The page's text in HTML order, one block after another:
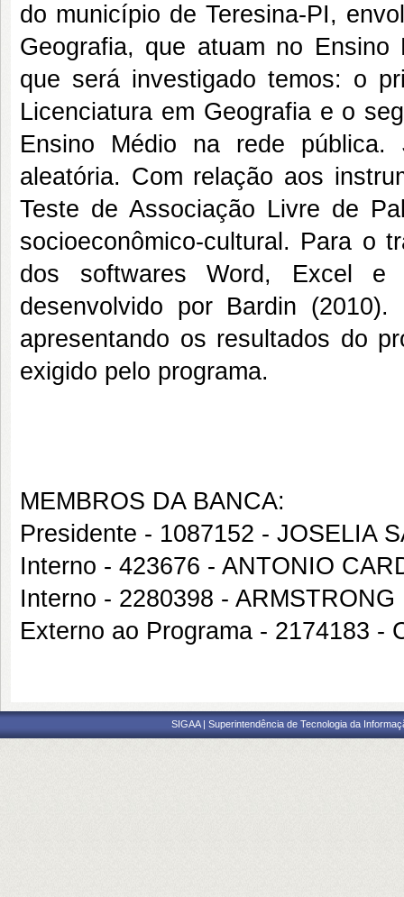
do município de Teresina-PI,
Geografia, que atuam no
que será investigado temos: o
Licenciatura em Geografia e o
Ensino Médio na rede
aleatória. Com relação aos
Teste de Associação Livre de
socioeconômico-cultural. Para o
dos softwares Word, Excel e
desenvolvido por Bardin
apresentando os resultados do
exigido pelo programa.
MEMBROS DA BANCA:
Presidente - 1087152 - JOSELIA
Interno - 423676 - ANTONIO
Interno - 2280398 -
Externo ao Programa - 2174183 -
SIGAA | Superintendência de Tecnologia da